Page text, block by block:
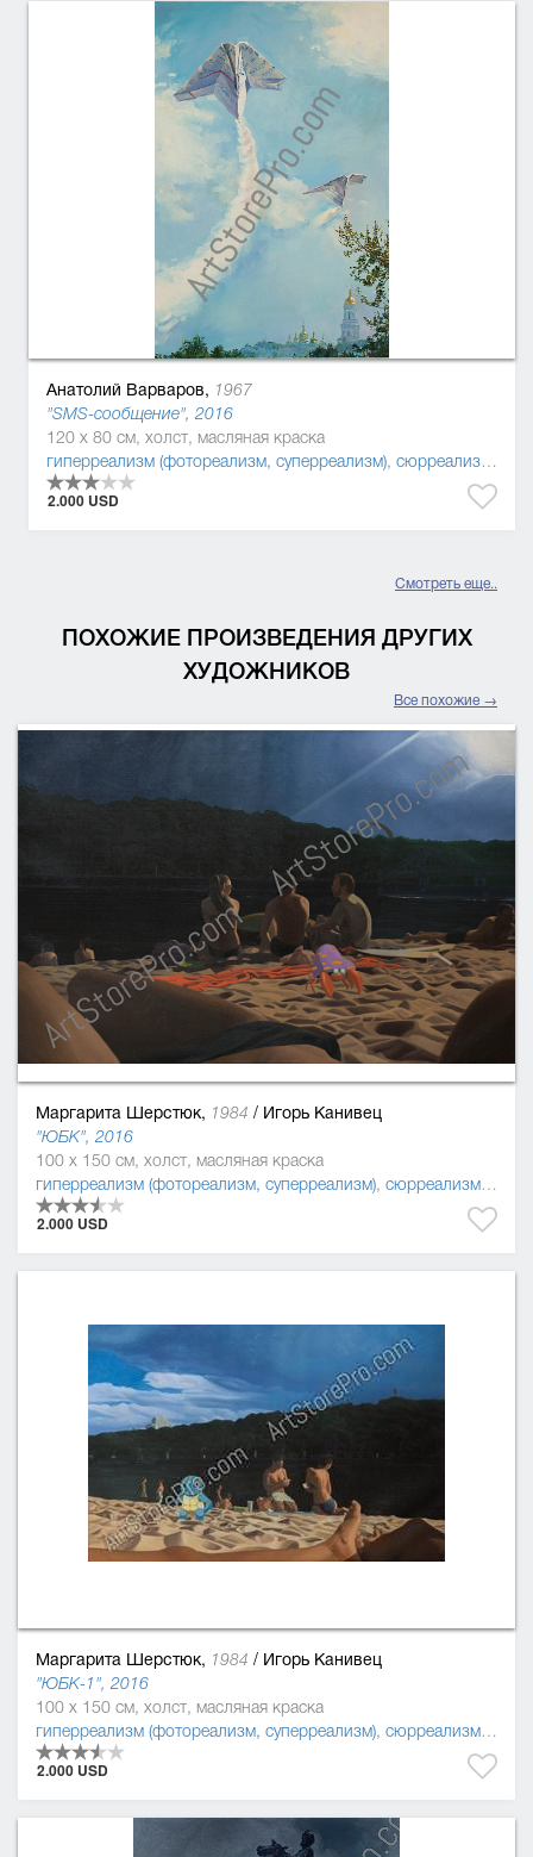
Анатолий Варваров, 1967
"SMS-сообщение", 2016
120 x 80 см, холст, масляная краска
гиперреализм (фотореализм, суперреализм), сюрреализм ,
2.000 USD
Смотреть еще..
ПОХОЖИЕ ПРОИЗВЕДЕНИЯ ДРУГИХ
ХУДОЖНИКОВ
Все похожие →
Маргарита Шерстюк, 1984 / Игорь Канивец
"ЮБК", 2016
100 x 150 см, холст, масляная краска
гиперреализм (фотореализм, суперреализм), сюрреализм,
2.000 USD
Маргарита Шерстюк, 1984 / Игорь Канивец
"ЮБК-1", 2016
100 x 150 см, холст, масляная краска
гиперреализм (фотореализм, суперреализм), сюрреализм,
2.000 USD